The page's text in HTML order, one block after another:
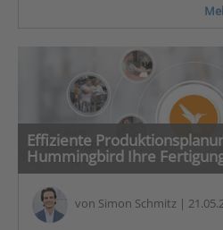
Effiziente
Hummingbird Ihre
von Simon Schmitz |